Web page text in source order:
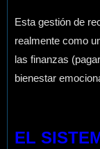
Esta gestión de
realmente como
las finanzas
bienestar
EL